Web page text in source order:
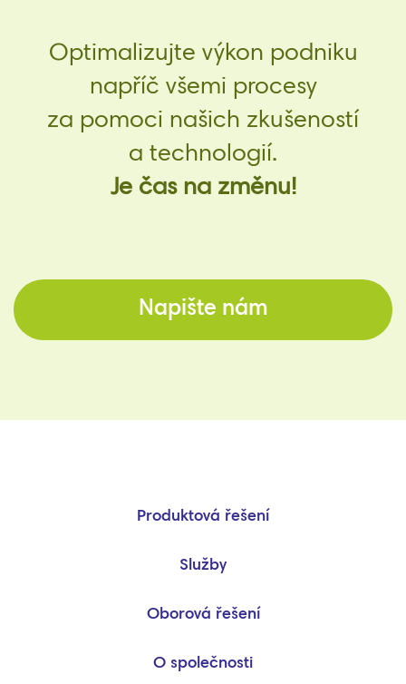
Optimalizujte výkon podniku
napříč všemi procesy
za pomoci našich zkušeností
a technologií.
Je čas na změnu!
Napište nám
Produktová řešení
Služby
Oborová řešení
O společnosti